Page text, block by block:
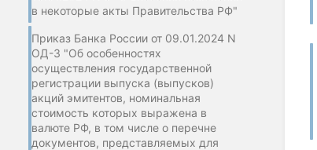
в некоторые акты Правительства РФ"
Приказ Банка России от 09.01.2024 N
ОД-3 "Об особенностях
осуществления государственной
регистрации выпуска (выпусков)
акций эмитентов, номинальная
стоимость которых выражена в
валюте РФ, в том числе о перечне
документов, представляемых для